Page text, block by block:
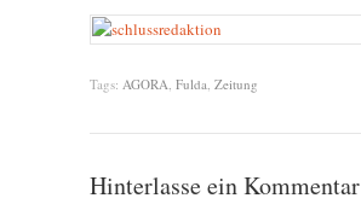
Tags: AGORA, Fulda, Zeitung
Hinterlasse ein Kommentar